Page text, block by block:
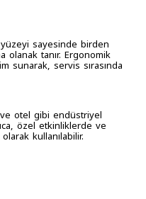
sayesinde birden
olanak tanır. Ergonomik
sunarak, servis sırasında
otel gibi endüstriyel
özel etkinliklerde ve
kullanılabilir.